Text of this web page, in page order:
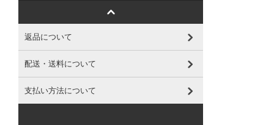
返品について
配送・送料について
支払い方法について